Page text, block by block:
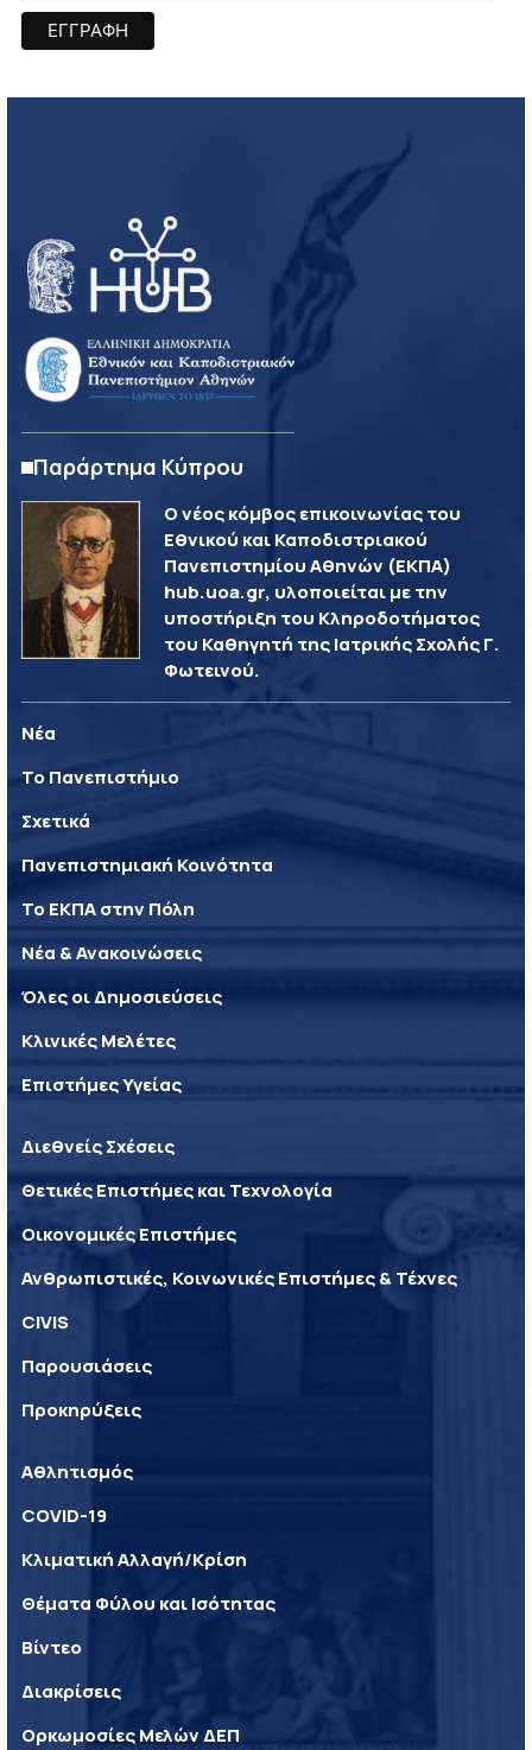
Παράρτημα Κύπρου
Ο νέος κόμβος επικοινωνίας του
Εθνικού και Καποδιστριακού
Πανεπιστημίου Αθηνών (ΕΚΠΑ)
hub.uoa.gr, υλοποιείται με την
υποστήριξη του Κληροδοτήματος
του Καθηγητή της Ιατρικής Σχολής Γ.
Φωτεινού.
Νέα
Το Πανεπιστήμιο
Σχετικά
Πανεπιστημιακή Κοινότητα
Το ΕΚΠΑ στην Πόλη
Νέα & Ανακοινώσεις
Όλες οι Δημοσιεύσεις
Κλινικές Μελέτες
Επιστήμες Υγείας
Διεθνείς Σχέσεις
Θετικές Επιστήμες και Τεχνολογία
Οικονομικές Επιστήμες
Ανθρωπιστικές, Κοινωνικές Επιστήμες & Τέχνες
CIVIS
Παρουσιάσεις
Προκηρύξεις
Αθλητισμός
COVID-19
Κλιματική Αλλαγή/Κρίση
Θέματα Φύλου και Ισότητας
Βίντεο
Διακρίσεις
Ορκωμοσίες Μελών ΔΕΠ